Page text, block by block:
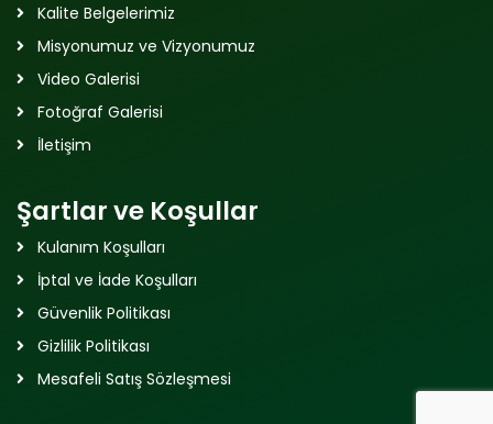
Kalite Belgelerimiz
Misyonumuz ve Vizyonumuz
Video Galerisi
Fotoğraf Galerisi
İletişim
Şartlar ve Koşullar
Kulanım Koşulları
İptal ve İade Koşulları
Güvenlik Politikası
Gizlilik Politikası
Mesafeli Satış Sözleşmesi